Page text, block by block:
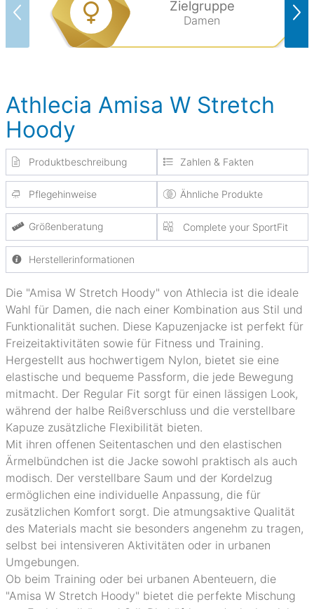
Zielgruppe
Damen
Athlecia Amisa W Stretch
Hoody
Produktbeschreibung Zahlen & Fakten
Pflegehinweise Ähnliche Produkte
Größenberatung Complete your SportFit
Herstellerinformationen
Die "Amisa W Stretch Hoody" von Athlecia ist die ideale
Wahl für Damen, die nach einer Kombination aus Stil und
Funktionalität suchen. Diese Kapuzenjacke ist perfekt für
Freizeitaktivitäten sowie für Fitness und Training.
Hergestellt aus hochwertigem Nylon, bietet sie eine
elastische und bequeme Passform, die jede Bewegung
mitmacht. Der Regular Fit sorgt für einen lässigen Look,
während der halbe Reißverschluss und die verstellbare
Kapuze zusätzliche Flexibilität bieten.
Mit ihren offenen Seitentaschen und den elastischen
Ärmelbündchen ist die Jacke sowohl praktisch als auch
modisch. Der verstellbare Saum und der Kordelzug
ermöglichen eine individuelle Anpassung, die für
zusätzlichen Komfort sorgt. Die atmungsaktive Qualität
des Materials macht sie besonders angenehm zu tragen,
selbst bei intensiveren Aktivitäten oder in urbanen
Umgebungen.
Ob beim Training oder bei urbanen Abenteuern, die
"Amisa W Stretch Hoody" bietet die perfekte Mischung